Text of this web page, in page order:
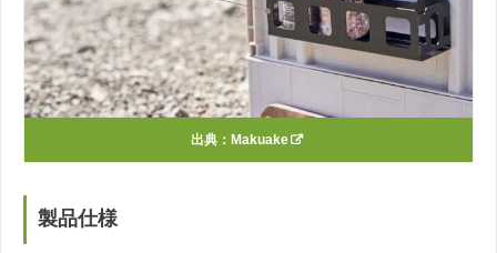
出典： Makuake
製品仕様